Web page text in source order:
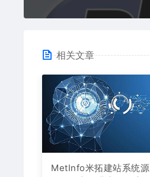
相关文章
MetInfo米拓建站系统源